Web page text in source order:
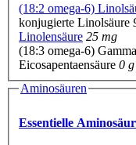
(18:2 omega-6)
konjugierte Linolsäure
Linolensäure 25 mg
(18:3 omega-6)
Eicosapentaensäure 0 g
Aminosäuren
Essentielle